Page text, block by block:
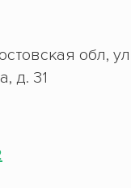
обл,
д. 31